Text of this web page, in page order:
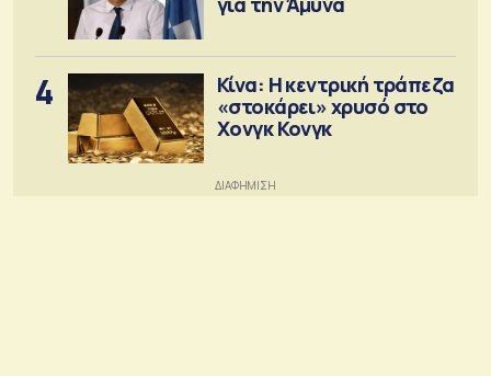
4
Κίνα: Η κεντρική τράπεζα
«στοκάρει» χρυσό στο
Χονγκ Κονγκ